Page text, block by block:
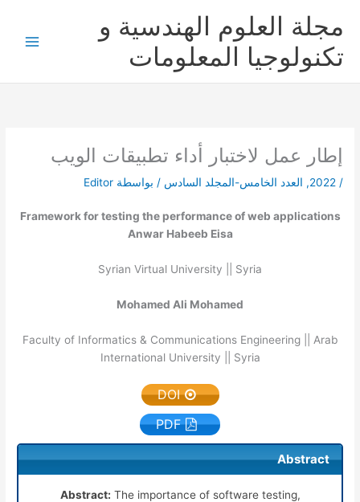
مجلة العلوم الهندسية و
تكنولوجيا المعلومات
إطار عمل لاختبار أداء تطبيقات الويب
/
2022
, العدد الخامس-المجلد السادس / بواسطة Editor
Framework for testing the performance of web applications
Anwar Habeeb Eisa
Syrian Virtual University || Syria
Mohamed Ali Mohamed
Faculty of Informatics & Communications Engineering || Arab
International University || Syria
DOI
PDF
Abstract
Abstract: The importance of software testing,